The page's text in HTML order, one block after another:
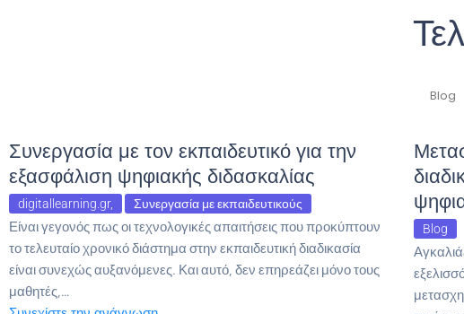
Blog
Συνεργασία με τον εκπαιδευτικό για την
εξασφάλιση ψηφιακής διδασκαλίας
digitallearning.gr, Συνεργασία με εκπαιδευτικούς
Είναι γεγονός πως οι τεχνολογικές απαιτήσεις που προκύπτουν
το τελευταίο χρονικό διάστημα στην εκπαιδευτική διαδικασία
είναι συνεχώς αυξανόμενες. Και αυτό, δεν επηρεάζει μόνο τους
μαθητές,…
Blog